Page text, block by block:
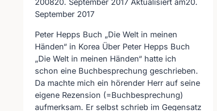
200820. September 2017 Aktualisiert am20.
September 2017
Peter Hepps Buch „Die Welt in meinen
Händen“ in Korea Über Peter Hepps Buch
„Die Welt in meinen Händen“ hatte ich
schon eine Buchbesprechung geschrieben.
Da machte mich ein hörender Herr auf seine
eigene Rezension (=Buchbesprechung)
aufmerksam. Er selbst schrieb im Gegensatz